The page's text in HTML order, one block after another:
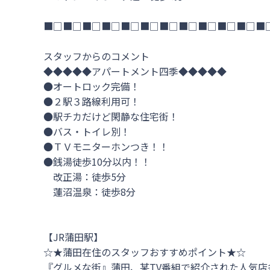
スタッフからのコメント
◆◆◆◆◆アパートメント四季◆◆◆◆◆
●オートロック完備！
●２駅３路線利用可！
●駅チカだけど閑静な住宅街！
●バス・トイレ別！
●ＴＶモニターホンつき！！
●銭湯徒歩10分以内！！
改正湯：徒歩5分
蓮沼温泉：徒歩8分
【JR蒲田駅】
☆★蒲田在住のスタッフおすすめポイント★☆
『グルメな街』蒲田、某TV番組で紹介された人気店